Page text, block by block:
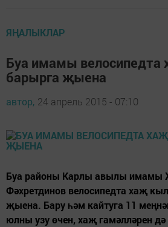
ЯҢАЛЫКЛАР
Буа имамы велосипедта
барырга җыена
автор, 24 апрель 2015 - 07:10
Буа районы Карлы авылы имамы
Фәхретдинов велосипедта хаҗ
җыена. Бару һәм кайтуга 11
юлны узу өчен, хаҗ гамәлләрен дә